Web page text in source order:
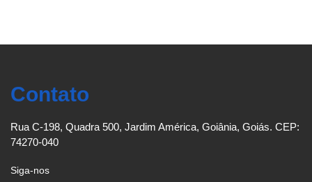
Contato
Rua C-198, Quadra 500, Jardim América, Goiânia, Goiás. CEP:
74270-040
Siga-nos